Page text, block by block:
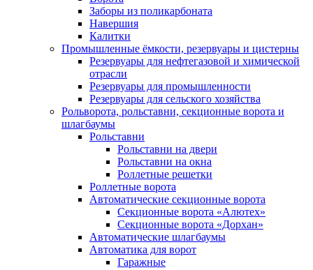
Заборы из поликарбоната
Навершия
Калитки
Промышленные ёмкости, резервуары и цистерны
Резервуары для нефтегазовой и химической
отрасли
Резервуары для промышленности
Резервуары для сельского хозяйства
Рольворота, рольставни, секционные ворота и
шлагбаумы
Рольставни
Рольставни на двери
Рольставни на окна
Роллетные решетки
Роллетные ворота
Автоматические секционные ворота
Секционные ворота «Алютех»
Секционные ворота «Дорхан»
Автоматические шлагбаумы
Автоматика для ворот
Гаражные